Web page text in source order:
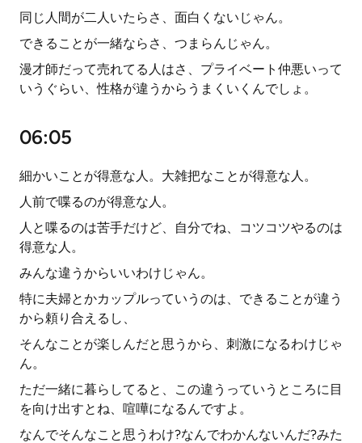
同じ人間が二人いたらさ、面白くないじゃん。
できることが一緒ならさ、つまらんじゃん。
漫才師だって売れてる人はさ、プライベート仲悪いって
いうぐらい、性格が違うからうまくいくんでしょ。
06:05
細かいことが得意な人。大雑把なことが得意な人。
人前で喋るのが得意な人。
人と喋るのは苦手だけど、自分でね、コツコツやるのは
得意な人。
みんな違うからいいわけじゃん。
特に夫婦とかカップルっていうのは、できることが違う
から頼り合えるし、
そんなことが楽しんだと思うから、刺激になるわけじゃ
ん。
ただ一緒に暮らしてると、この違うっていうところに目
を向け出すとね、喧嘩になるんですよ。
なんでそんなこと思うわけ?なんでわかんないんだ?みた